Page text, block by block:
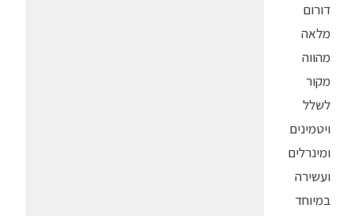
דורום
מלאה
מהווה
מקור
לשלל
ויטמינים
ומינרלים
ועשירה
במיוחד